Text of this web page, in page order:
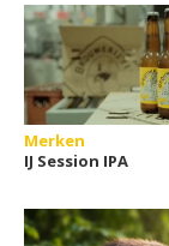
Merken
IJ Session IPA